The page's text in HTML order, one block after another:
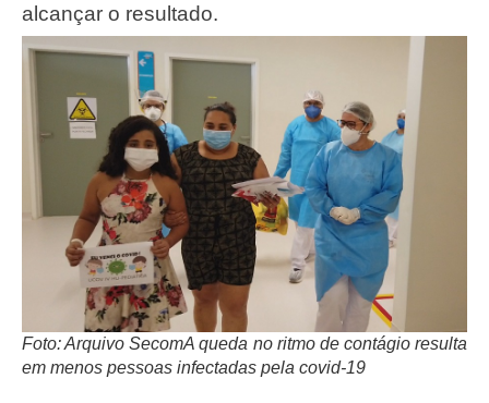
alcançar o resultado.
Foto: Arquivo SecomA queda no ritmo de contágio resulta
em menos pessoas infectadas pela covid-19